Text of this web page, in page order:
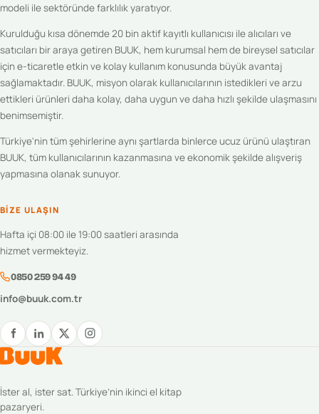
modeli ile sektöründe farklılık yaratıyor.
Kurulduğu kısa dönemde 20 bin aktif kayıtlı kullanıcısı ile alıcıları ve
satıcıları bir araya getiren BUUK, hem kurumsal hem de bireysel satıcılar
için e-ticaretle etkin ve kolay kullanım konusunda büyük avantaj
sağlamaktadır. BUUK, misyon olarak kullanıcılarının istedikleri ve arzu
ettikleri ürünleri daha kolay, daha uygun ve daha hızlı şekilde ulaşmasını
benimsemiştir.
Türkiye'nin tüm şehirlerine aynı şartlarda binlerce ucuz ürünü ulaştıran
BUUK, tüm kullanıcılarının kazanmasına ve ekonomik şekilde alışveriş
yapmasına olanak sunuyor.
BIZE ULAŞIN
Hafta içi 08:00 ile 19:00 saatleri arasında
hizmet vermekteyiz.
0850 259 94 49
info@buuk.com.tr
İster al, ister sat. Türkiye’nin ikinci el kitap
pazaryeri.